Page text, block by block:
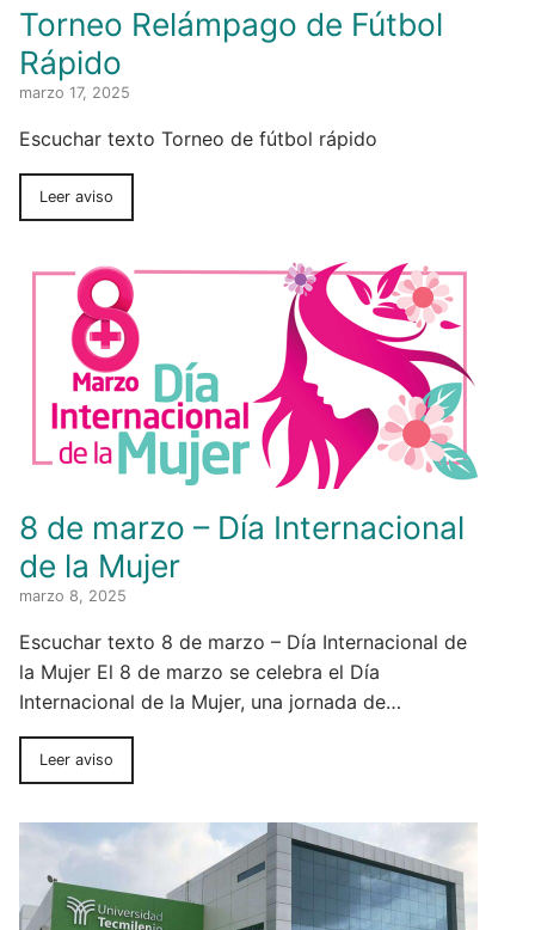
Torneo Relámpago de Fútbol
Rápido
marzo 17, 2025
Escuchar texto Torneo de fútbol rápido
Leer aviso
8 de marzo – Día Internacional
de la Mujer
marzo 8, 2025
Escuchar texto 8 de marzo – Día Internacional de
la Mujer El 8 de marzo se celebra el Día
Internacional de la Mujer, una jornada de…
Leer aviso